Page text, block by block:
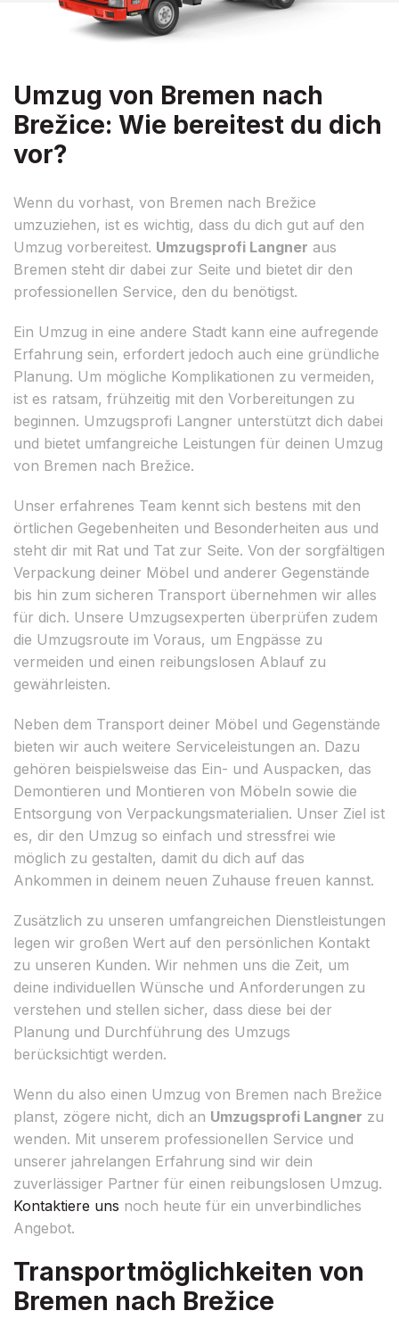
Umzug von Bremen nach
Brežice: Wie bereitest du dich
vor?
Wenn du vorhast, von Bremen nach Brežice
umzuziehen, ist es wichtig, dass du dich gut auf den
Umzug vorbereitest. Umzugsprofi Langner aus
Bremen steht dir dabei zur Seite und bietet dir den
professionellen Service, den du benötigst.
Ein Umzug in eine andere Stadt kann eine aufregende
Erfahrung sein, erfordert jedoch auch eine gründliche
Planung. Um mögliche Komplikationen zu vermeiden,
ist es ratsam, frühzeitig mit den Vorbereitungen zu
beginnen. Umzugsprofi Langner unterstützt dich dabei
und bietet umfangreiche Leistungen für deinen Umzug
von Bremen nach Brežice.
Unser erfahrenes Team kennt sich bestens mit den
örtlichen Gegebenheiten und Besonderheiten aus und
steht dir mit Rat und Tat zur Seite. Von der sorgfältigen
Verpackung deiner Möbel und anderer Gegenstände
bis hin zum sicheren Transport übernehmen wir alles
für dich. Unsere Umzugsexperten überprüfen zudem
die Umzugsroute im Voraus, um Engpässe zu
vermeiden und einen reibungslosen Ablauf zu
gewährleisten.
Neben dem Transport deiner Möbel und Gegenstände
bieten wir auch weitere Serviceleistungen an. Dazu
gehören beispielsweise das Ein- und Auspacken, das
Demontieren und Montieren von Möbeln sowie die
Entsorgung von Verpackungsmaterialien. Unser Ziel ist
es, dir den Umzug so einfach und stressfrei wie
möglich zu gestalten, damit du dich auf das
Ankommen in deinem neuen Zuhause freuen kannst.
Zusätzlich zu unseren umfangreichen Dienstleistungen
legen wir großen Wert auf den persönlichen Kontakt
zu unseren Kunden. Wir nehmen uns die Zeit, um
deine individuellen Wünsche und Anforderungen zu
verstehen und stellen sicher, dass diese bei der
Planung und Durchführung des Umzugs
berücksichtigt werden.
Wenn du also einen Umzug von Bremen nach Brežice
planst, zögere nicht, dich an Umzugsprofi Langner zu
wenden. Mit unserem professionellen Service und
unserer jahrelangen Erfahrung sind wir dein
zuverlässiger Partner für einen reibungslosen Umzug.
Kontaktiere uns noch heute für ein unverbindliches
Angebot.
Transportmöglichkeiten von
Bremen nach Brežice